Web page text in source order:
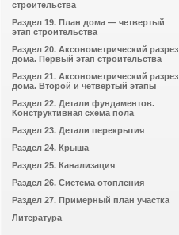
строительства
Раздел 19. План дома — четвертый
этап строительства
Раздел 20. Аксонометрический разрез
дома. Первый этап строительства
Раздел 21. Аксонометрический разрез
дома. Второй и четвертый этапы
Раздел 22. Детали фундаментов.
Конструктивная схема пола
Раздел 23. Детали перекрытия
Раздел 24. Крыша
Раздел 25. Канализация
Раздел 26. Система отопления
Раздел 27. Примерный план участка
Литература